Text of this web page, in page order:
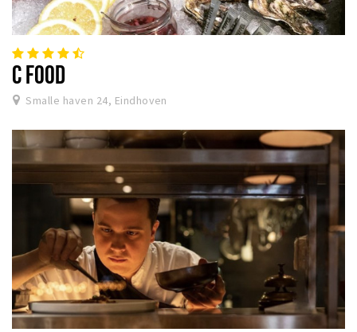
C FOOD
Smalle haven 24, Eindhoven